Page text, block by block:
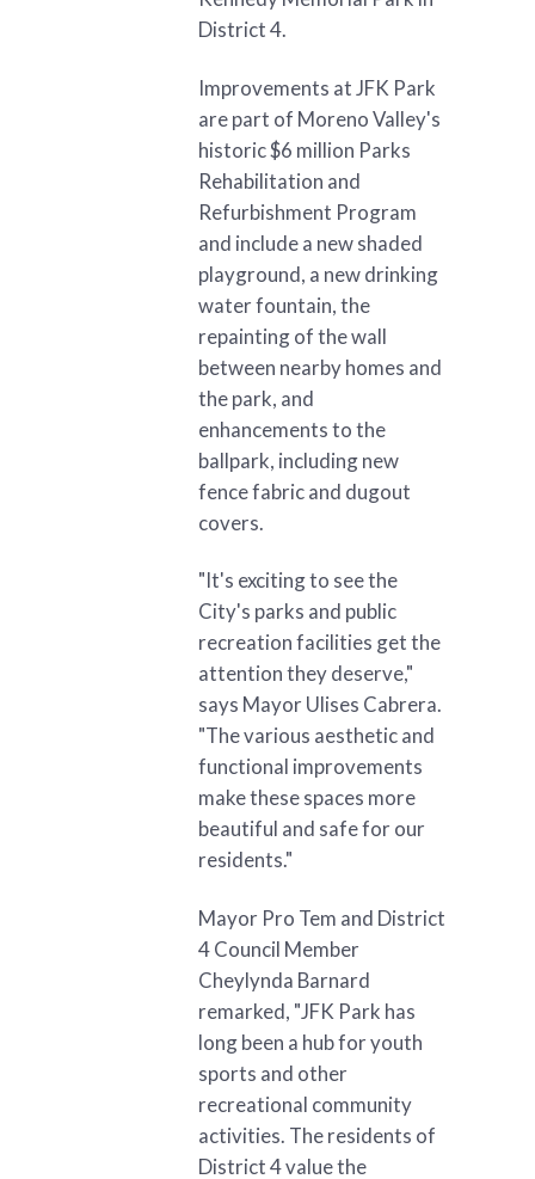
District 4.
Improvements at JFK Park
are part of Moreno Valley's
historic $6 million Parks
Rehabilitation and
Refurbishment Program
and include a new shaded
playground, a new drinking
water fountain, the
repainting of the wall
between nearby homes and
the park, and
enhancements to the
ballpark, including new
fence fabric and dugout
covers.
"It's exciting to see the
City's parks and public
recreation facilities get the
attention they deserve,"
says Mayor Ulises Cabrera.
"The various aesthetic and
functional improvements
make these spaces more
beautiful and safe for our
residents."
Mayor Pro Tem and District
4 Council Member
Cheylynda Barnard
remarked, "JFK Park has
long been a hub for youth
sports and other
recreational community
activities. The residents of
District 4 value the